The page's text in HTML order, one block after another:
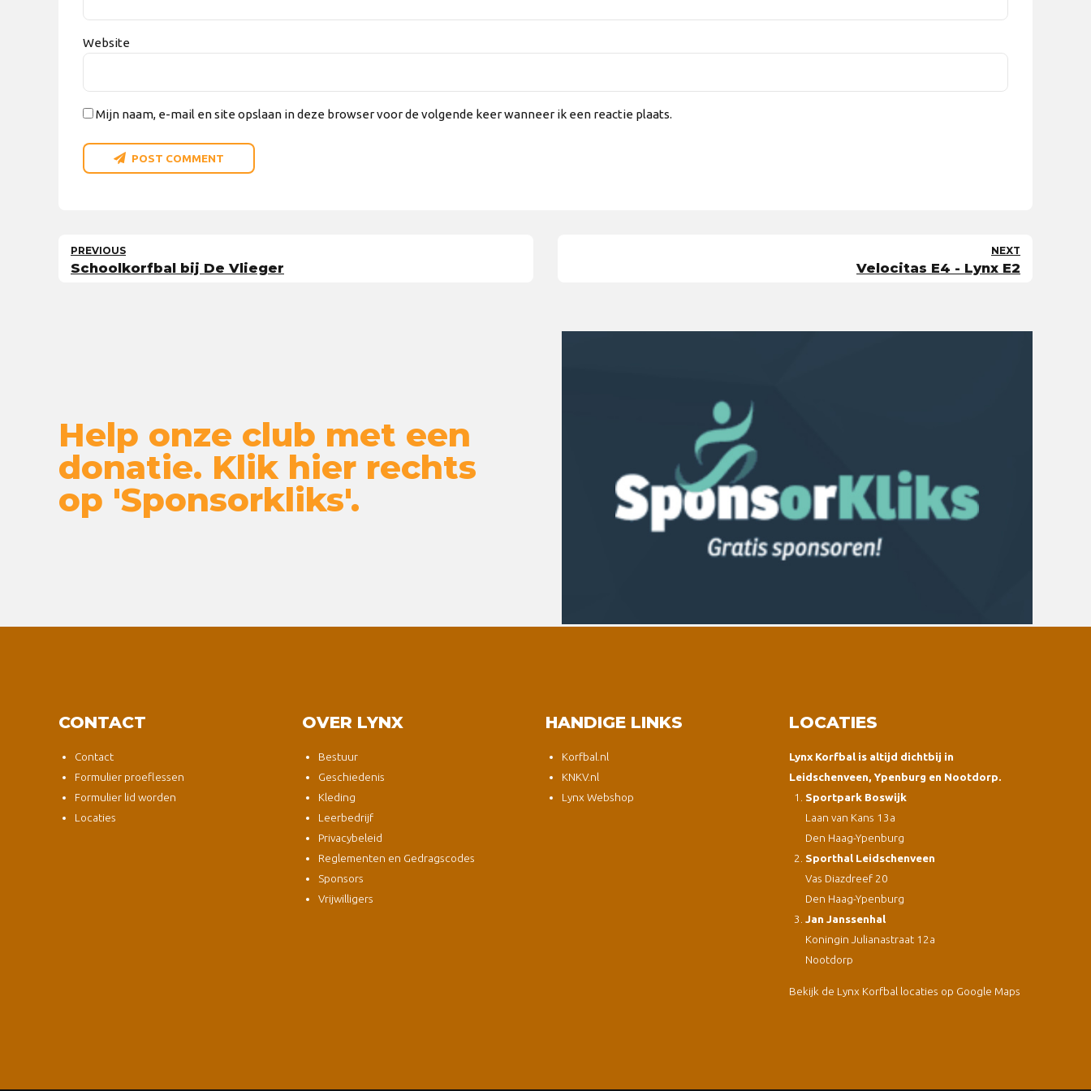
Website
Mijn naam, e-mail en site opslaan in deze browser voor de volgende keer wanneer ik een reactie plaats.
POST COMMENT
PREVIOUS
Schoolkorfbal bij De Vlieger
NEXT
Velocitas E4 - Lynx E2
Help onze club met een
donatie. Klik hier rechts
op 'Sponsorkliks'.
CONTACT
Contact
Formulier proeflessen
Formulier lid worden
Locaties
OVER LYNX
Bestuur
Geschiedenis
Kleding
Leerbedrijf
Privacybeleid
Reglementen en Gedragscodes
Sponsors
Vrijwilligers
HANDIGE LINKS
Korfbal.nl
KNKV.nl
Lynx Webshop
LOCATIES
Lynx Korfbal is altijd dichtbij in
Leidschenveen, Ypenburg en Nootdorp.
Sportpark Boswijk
Laan van Kans 13a
Den Haag-Ypenburg
Sporthal Leidschenveen
Vas Diazdreef 20
Den Haag-Ypenburg
Jan Janssenhal
Koningin Julianastraat 12a
Nootdorp
Bekijk de Lynx Korfbal locaties op Google Maps